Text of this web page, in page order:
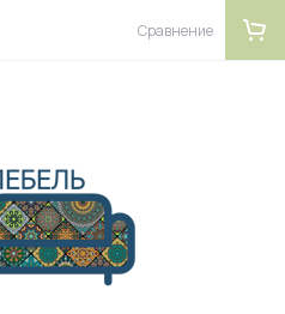
Сравнение